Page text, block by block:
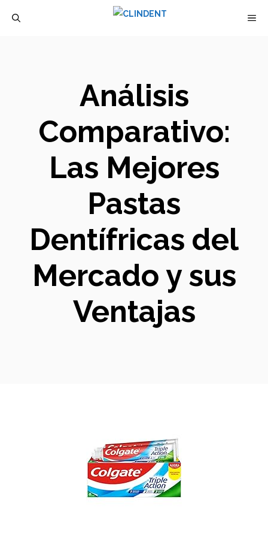
Análisis
Comparativo:
Las Mejores
Pastas
Dentífricas del
Mercado y sus
Ventajas